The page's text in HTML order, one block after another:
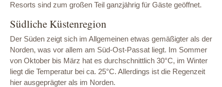
Resorts sind zum großen Teil ganzjährig für Gäste geöffnet.
Südliche Küstenregion
Der Süden zeigt sich im Allgemeinen etwas gemäßigter als der
Norden, was vor allem am Süd-Ost-Passat liegt. Im Sommer
von Oktober bis März hat es durchschnittlich 30°C, im Winter
liegt die Temperatur bei ca. 25°C. Allerdings ist die Regenzeit
hier ausgeprägter als im Norden.